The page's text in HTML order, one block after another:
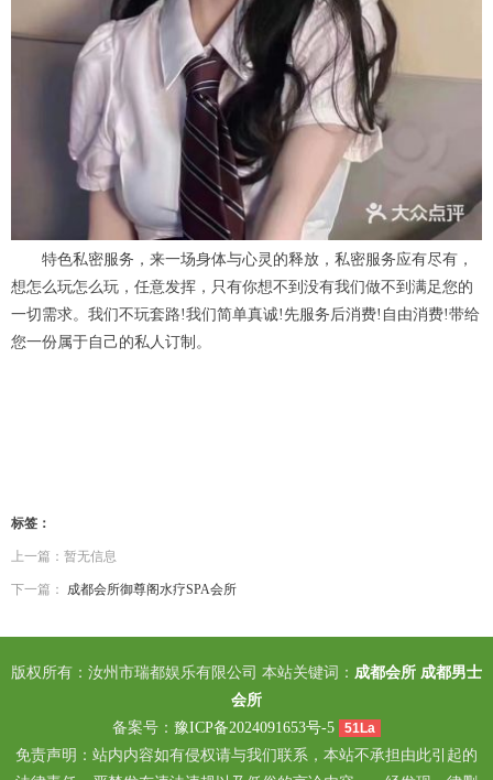
特色私密服务，来一场身体与心灵的释放，私密服务应有尽有，
想怎么玩怎么玩，任意发挥，只有你想不到没有我们做不到满足您的
一切需求。我们不玩套路!我们简单真诚!先服务后消费!自由消费!带给
您一份属于自己的私人订制。
标签：
上一篇：暂无信息
下一篇： 成都会所御尊阁水疗SPA会所
版权所有：汝州市瑞都娱乐有限公司 本站关键词： 成都会所 成都男士
会所
备案号： 豫ICP备2024091653号-5 51La
免责声明：站内内容如有侵权请与我们联系，本站不承担由此引起的